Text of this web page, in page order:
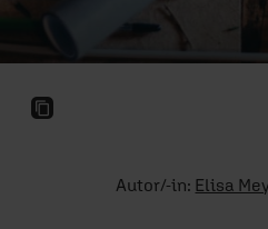
Autor/-in: Elisa